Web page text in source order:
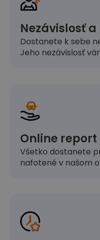
Nezávislosť
Dostanete k sebe
Jeho nezávislosť
Online report
Všetko dostanete
nafotené v našom